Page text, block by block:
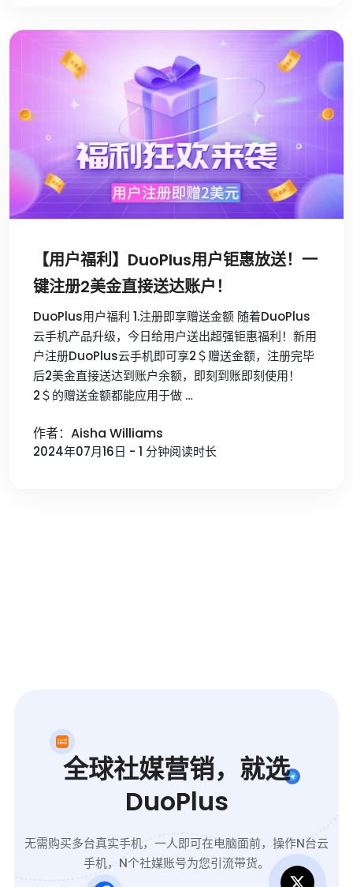
【用户福利】DuoPlus用户钜惠放送！一
键注册2美金直接送达账户！
DuoPlus用户福利 1.注册即享赠送金额 随着DuoPlus
云手机产品升级，今日给用户送出超强钜惠福利！新用
户注册DuoPlus云手机即可享2＄赠送金额，注册完毕
后2美金直接送达到账户余额，即刻到账即刻使用！
2＄的赠送金额都能应用于做 …
作者：Aisha Williams
2024年07月16日 - 1 分钟阅读时长
全球社媒营销，就选
DuoPlus
无需购买多台真实手机，一人即可在电脑面前，操作N台云
手机，N个社媒账号为您引流带货。